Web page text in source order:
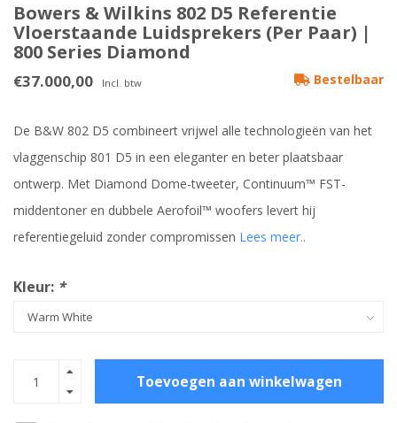
Bowers & Wilkins 802 D5 Referentie
Vloerstaande Luidsprekers (Per Paar) |
800 Series Diamond
€37.000,00 Incl. btw Bestelbaar
De B&W 802 D5 combineert vrijwel alle technologieën van het
vlaggenschip 801 D5 in een eleganter en beter plaatsbaar
ontwerp. Met Diamond Dome-tweeter, Continuum™ FST-
middentoner en dubbele Aerofoil™ woofers levert hij
referentiegeluid zonder compromissen Lees meer..
Kleur: *
Toevoegen aan winkelwagen